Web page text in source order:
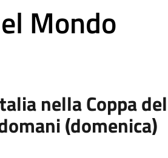
Mondo
nella Coppa del
(domenica)